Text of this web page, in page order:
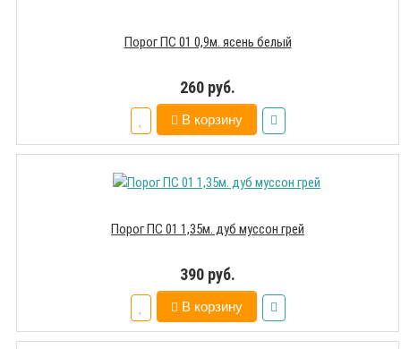
Порог ПС 01 0,9м. ясень белый
260 руб.
В корзину
Порог ПС 01 1,35м. дуб муссон грей
390 руб.
В корзину